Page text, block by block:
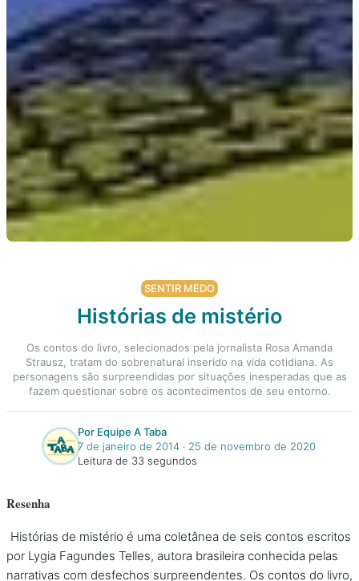
SENTIR MEDO
Histórias de mistério
Os contos do livro, selecionados pela jornalista Rosa Amanda
Strausz, tratam do sobrenatural inserido na vida cotidiana. As
personagens são surpreendidas por situações inesperadas que as
fazem questionar sobre os acontecimentos de seu entorno.
Por Equipe A Taba
7 de janeiro de 2014‧ 25 de novembro de 2020
Leitura de 33 segundos
Resenha
Histórias de mistério é uma coletânea de seis contos escritos
por Lygia Fagundes Telles, autora brasileira conhecida pelas
narrativas com desfechos surpreendentes. Os contos do livro,